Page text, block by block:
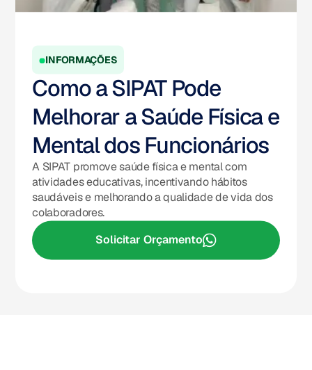
INFORMAÇÕES
Como a SIPAT Pode
Melhorar a Saúde Física e
Mental dos Funcionários
A SIPAT promove saúde física e mental com
atividades educativas, incentivando hábitos
saudáveis e melhorando a qualidade de vida dos
colaboradores.
Solicitar Orçamento